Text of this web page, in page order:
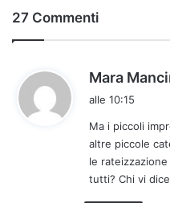
27 Commenti
Mara
alle 10:15
Ma i piccoli
altre piccole
le
tutti? Chi vi